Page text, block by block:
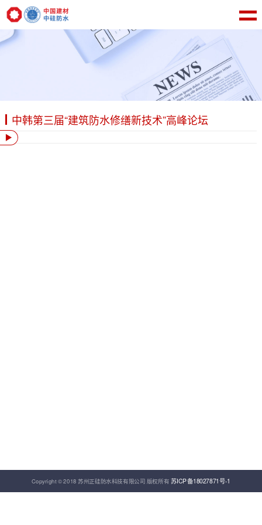
中韩第三届“建筑防水修缮新技术”高峰论坛
Copyright © 2018 苏州正硅防水科技有限公司 版权所有 苏ICP备18027871号-1